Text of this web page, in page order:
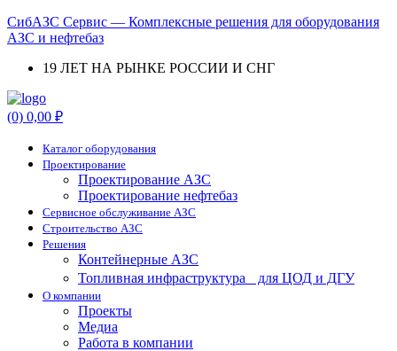
СибАЗС Сервис — Комплексные решения для оборудования
АЗС и нефтебаз
19 ЛЕТ НА РЫНКЕ РОССИИ И СНГ
Menu
(0) 0,00 ₽
Каталог оборудования
Проектирование
Проектирование АЗС
Проектирование нефтебаз
Cервисное обслуживание АЗС
Строительство АЗС
Решения
Контейнерные АЗС
Топливная инфраструктура для ЦОД и ДГУ
О компании
Проекты
Медиа
Работа в компании